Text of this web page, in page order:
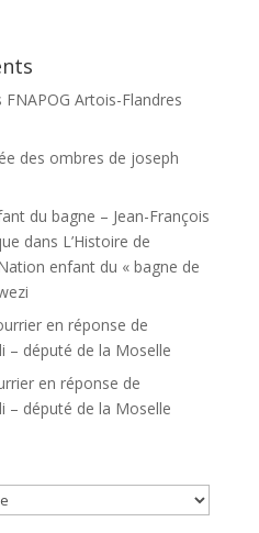
FNAPOG Artois-Flandres
des ombres de joseph
du bagne – Jean-François
dans L’Histoire de
enfant du « bagne de
en réponse de
– député de la Moselle
en réponse de
– député de la Moselle